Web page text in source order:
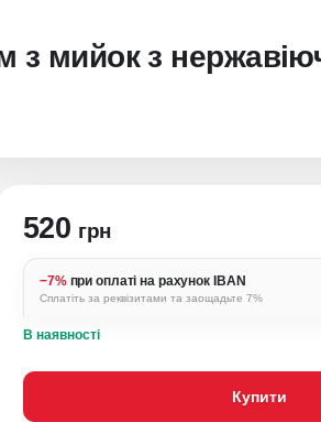
мийок з
520 грн
−7% при оплаті на рахунок IBAN
Сплатіть за реквізитами та заощадьте 7%
В наявності
Купити